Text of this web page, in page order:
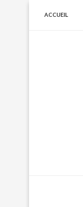
ACCUEIL